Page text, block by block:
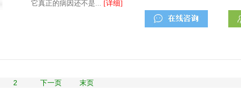
它真正的病因还不是... [详细]
2 下一页 末页